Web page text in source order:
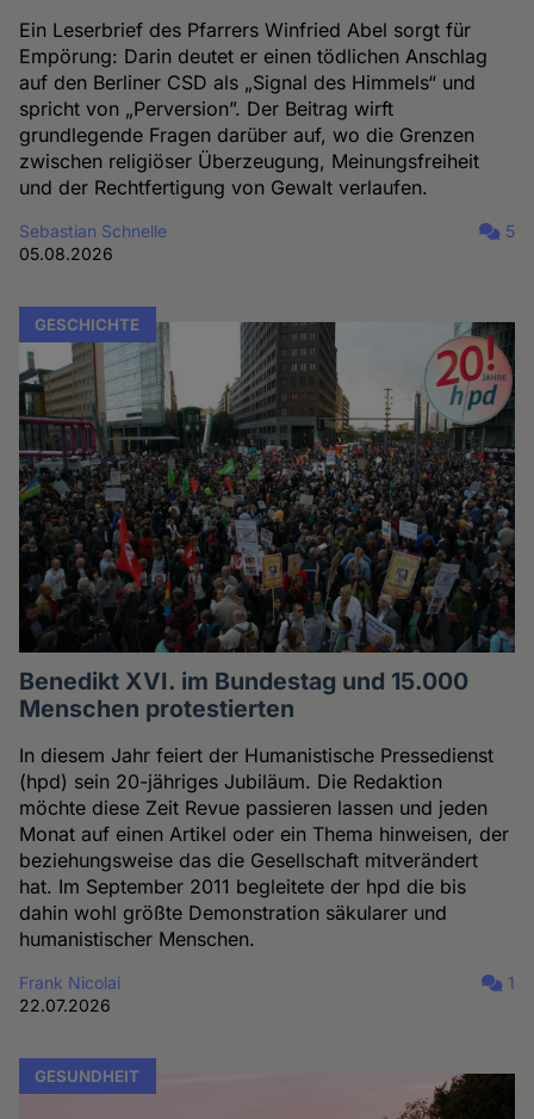
Ein Leserbrief des Pfarrers Winfried Abel sorgt für
Empörung: Darin deutet er einen tödlichen Anschlag
auf den Berliner CSD als „Signal des Himmels“ und
spricht von „Perversion”. Der Beitrag wirft
grundlegende Fragen darüber auf, wo die Grenzen
zwischen religiöser Überzeugung, Meinungsfreiheit
und der Rechtfertigung von Gewalt verlaufen.
Sebastian Schnelle
05.08.2026
5
GESCHICHTE
Benedikt XVI. im Bundestag und 15.000
Menschen protestierten
In diesem Jahr feiert der Humanistische Pressedienst
(hpd) sein 20-jähriges Jubiläum. Die Redaktion
möchte diese Zeit Revue passieren lassen und jeden
Monat auf einen Artikel oder ein Thema hinweisen, der
beziehungsweise das die Gesellschaft mitverändert
hat. Im September 2011 begleitete der hpd die bis
dahin wohl größte Demonstration säkularer und
humanistischer Menschen.
Frank Nicolai
22.07.2026
1
GESUNDHEIT